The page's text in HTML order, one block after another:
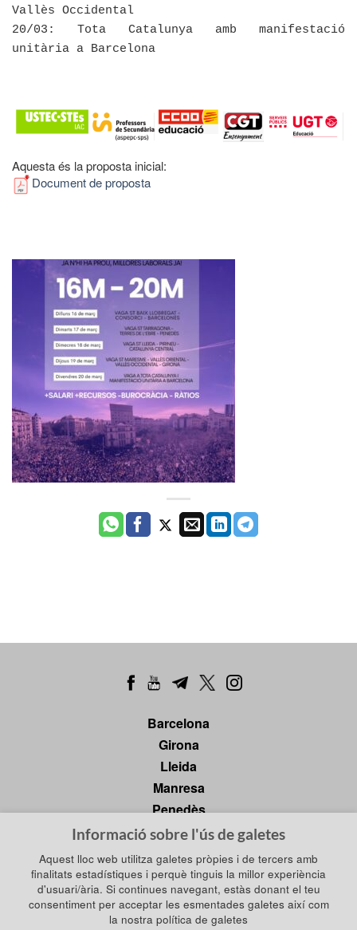
Vallès Occidental
20/03: Tota Catalunya amb manifestació
unitària a Barcelona
Aquesta és la proposta inicial:
Document de proposta
Barcelona
Girona
Lleida
Manresa
Penedès
Tarragona
Tortosa
Política de privadesa
Política de galetes
Informació sobre l'ús de galetes
Aquest lloc web utilitza galetes pròpies i de tercers amb
finalitats estadístiques i perquè tinguis la millor experiència
d'usuari/ària. Si continues navegant, estàs donant el teu
consentiment per acceptar les esmentades galetes així com
la nostra política de galetes